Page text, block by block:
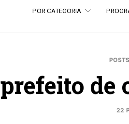
POR CATEGORIA
prefeito de
22